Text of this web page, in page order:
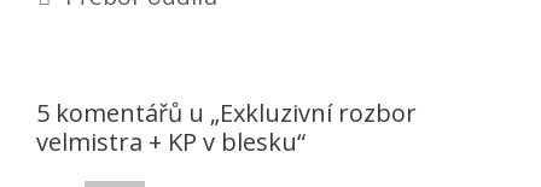
5 komentářů u „Exkluzivní rozbor
velmistra + KP v blesku“